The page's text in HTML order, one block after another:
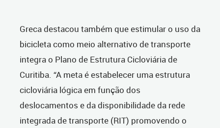
Greca destacou também que estimular o uso da
bicicleta como meio alternativo de transporte
integra o Plano de Estrutura Cicloviária de
Curitiba. “A meta é estabelecer uma estrutura
cicloviária lógica em função dos
deslocamentos e da disponibilidade da rede
integrada de transporte (RIT) promovendo o